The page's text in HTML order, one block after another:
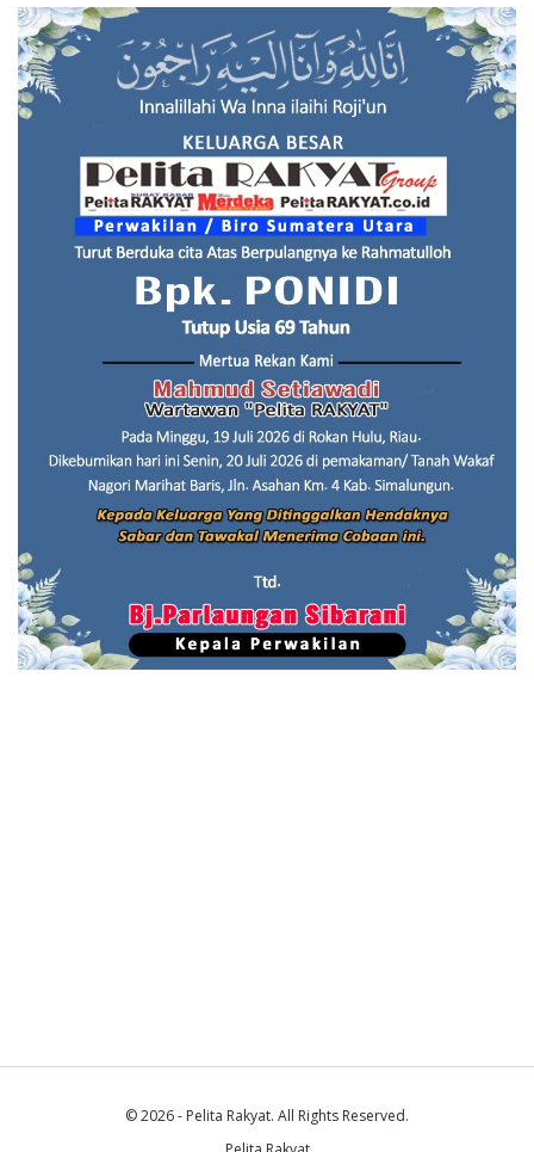
© 2026 - Pelita Rakyat. All Rights Reserved.